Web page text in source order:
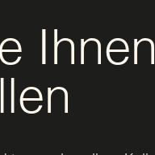
Ihnen